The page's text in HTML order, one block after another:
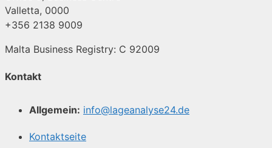
Valletta, 0000
+356 2138 9009
Malta Business Registry: C 92009
Kontakt
Allgemein: info@lageanalyse24.de
Kontaktseite